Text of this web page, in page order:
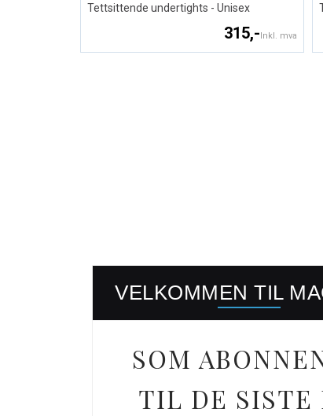
Tettsittende undertights - Unisex
315,-Inkl. mva
VELKOMMEN TIL
SOM
TIL DE SISTE